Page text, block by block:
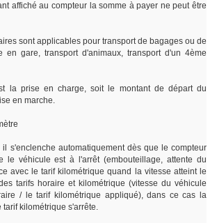
affiché au compteur la somme à payer ne peut être
sont applicables pour transport de bagages ou de
en gare, transport d'animaux, transport d'un 4ème
la prise en charge, soit le montant de départ du
en marche.
il s'enclenche automatiquement dès que le compteur
le véhicule est à l'arrêt (embouteillage, attente du
avec le tarif kilométrique quand la vitesse atteint le
tarifs horaire et kilométrique (vitesse du véhicule
/ le tarif kilométrique appliqué), dans ce cas la
kilométrique s'arrête.